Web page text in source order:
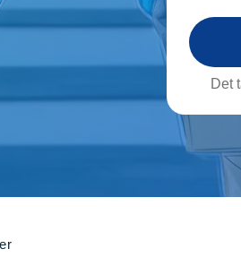
Det